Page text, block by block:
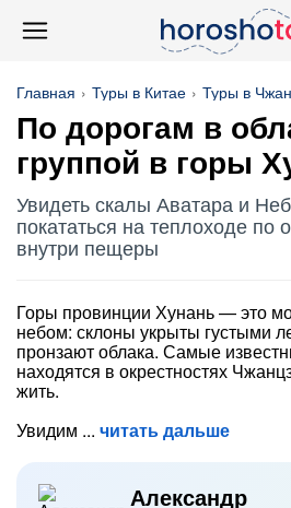
Главная Туры в Китае Туры в
По дорогам в
группой в горы
Увидеть скалы Аватара и
покататься на теплоходе по
внутри пещеры
Горы провинции Хунань — это
небом: склоны укрыты густыми
пронзают облака. Самые
находятся в окрестностях
жить.
Увидим
читать дальше
Александр